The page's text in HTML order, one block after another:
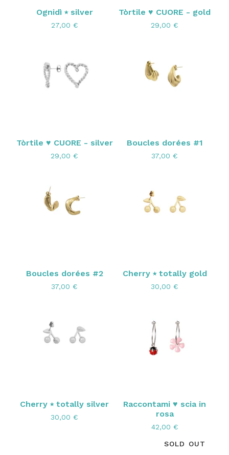
Ognidì ⭑ silver
27,00 €
Tòrtile ♥ CUORE - gold
29,00 €
Tòrtile ♥ CUORE - silver
29,00 €
Boucles dorées #1
37,00 €
Boucles dorées #2
37,00 €
Cherry ⭑ totally gold
30,00 €
Cherry ⭑ totally silver
30,00 €
Raccontami ♥ scia in
rosa
42,00 €
SOLD OUT